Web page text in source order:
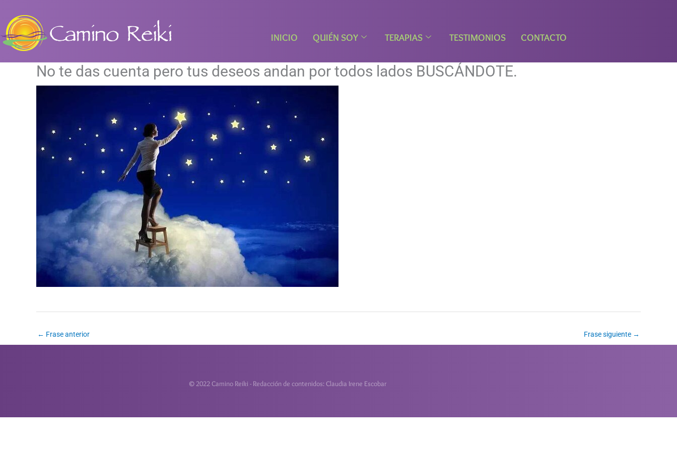
contenido
INICIO QUIÉN SOY TERAPIAS TESTIMONIOS CONTACTO
No te das cuenta pero tus deseos andan por todos lados BUSCÁNDOTE.
← Frase anterior Frase siguiente →
© 2022 Camino Reiki - Redacción de contenidos: Claudia Irene Escobar